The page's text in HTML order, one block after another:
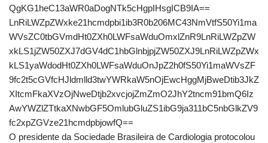
QgKG1heC13aWR0aDogNTk5cHgpIHsgICB9IA==
LnRiLWZpZWxke21hcmdpbi1ib3R0b206MC43NmVtfS50Yi1ma
WVsZC0tbGVmdHt0ZXh0LWFsaWduOmxlZnR9LnRiLWZpZW
xkLS1jZW50ZXJ7dGV4dC1hbGlnbjpjZW50ZXJ9LnRiLWZpZWx
kLS1yaWdodHt0ZXh0LWFsaWduOnJpZ2h0fS50Yi1maWVsZF
9fc2t5cGVfcHJldmlld3twYWRkaW5nOjEwcHggMjBweDtib3JkZ
XItcmFkaXVzOjNweDtjb2xvcjojZmZmO2JhY2tncm91bmQ6Iz
AwYWZlZTtkaXNwbGF5OmlubGluZS1ibG9ja311bC5nbGlkZV9
fc2xpZGVze21hcmdpbjowfQ==
O presidente da Sociedade Brasileira de Cardiologia protocolou